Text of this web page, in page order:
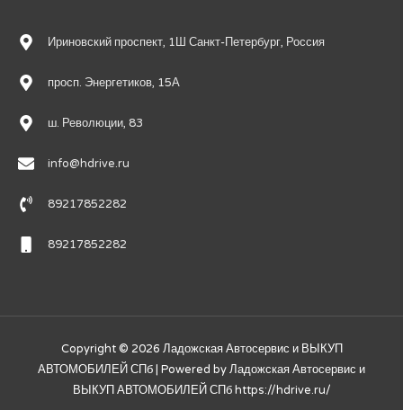
Ириновский проспект, 1Ш Санкт-Петербург, Россия
просп. Энергетиков, 15А
ш. Революции, 83
info@hdrive.ru
89217852282
89217852282
Copyright © 2026 Ладожская Автосервис и ВЫКУП
АВТОМОБИЛЕЙ СПб | Powered byЛадожская Автосервис и
ВЫКУП АВТОМОБИЛЕЙ СПбhttps://hdrive.ru/